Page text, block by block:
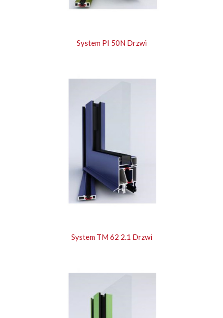
System PI 50N Drzwi
System TM 62 2.1 Drzwi